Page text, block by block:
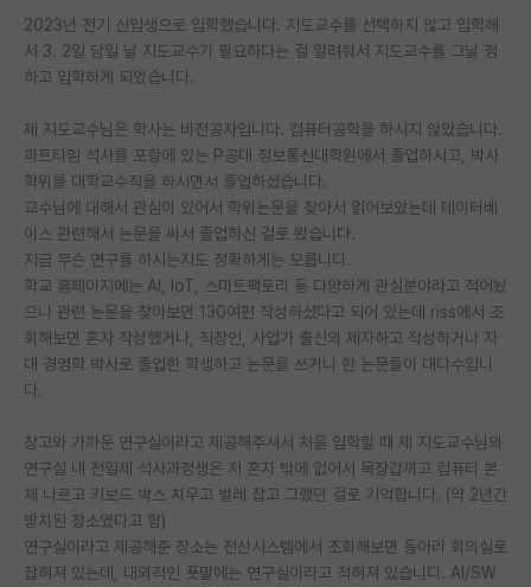
취업 게시판
임용 후기 게시판
PI 전용 게시판
인문사회 계열 게시판
특수/전문대학원 게시판
반도체/AI 게시판
장학금/장학생 게시판
학술 정보 게시판
커리어
유학교육
이벤트
2023년 전기 신입생으로 입학했습니다. 지도교수를 선택하지 않고 입학해
서 3. 2일 당일 날 지도교수가 필요하다는 걸 알려줘서 지도교수를 그날 정
하고 입학하게 되었습니다.
제 지도교수님은 학사는 비전공자입니다. 컴퓨터공학을 하시지 않았습니다.
파트타임 석사를 포항에 있는 P공대 정보통신대학원에서 졸업하시고, 박사
학위를 대학교수직을 하시면서 졸업하셨습니다.
교수님에 대해서 관심이 있어서 학위논문을 찾아서 읽어보았는데 데이터베
이스 관련해서 논문을 써서 졸업하신 걸로 봤습니다.
지금 무슨 연구를 하시는지도 정확하게는 모릅니다.
학교 홈페이지에는 AI, IoT, 스마트팩토리 등 다양하게 관심분야라고 적어놨
으나 관련 논문을 찾아보면 130여편 작성하셨다고 되어 있는데 riss에서 조
회해보면 혼자 작성했거나, 직장인, 사업가 출신의 제자하고 작성하거나 자
대 경영학 박사로 졸업한 학생하고 논문을 쓰거나 한 논문들이 대다수입니
다.
창고와 가까운 연구실이라고 제공해주셔서 처음 입학할 때 제 지도교수님의
연구실 내 전일제 석사과정생은 저 혼자 밖에 없어서 목장갑끼고 컴퓨터 본
체 나르고 키보드 박스 치우고 벌레 잡고 그랬던 걸로 기억합니다. (약 2년간
방치된 장소였다고 함)
연구실이라고 제공해준 장소는 전산시스템에서 조회해보면 동아리 회의실로
잡혀져 있는데, 대외적인 푯말에는 연구실이라고 적혀져 있습니다. AI/SW